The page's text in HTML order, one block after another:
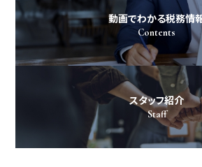
動画でわかる税務情
Contents
スタッフ紹介
Staff